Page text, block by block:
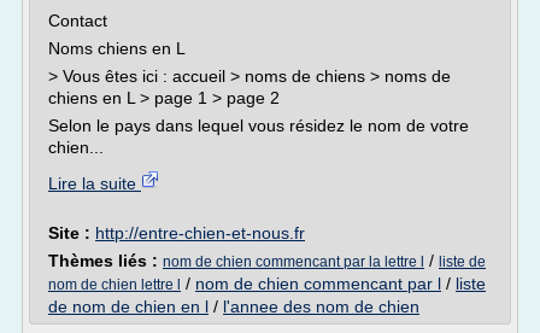
Contact
Noms chiens en L
> Vous êtes ici : accueil > noms de chiens > noms de
chiens en L > page 1 > page 2
Selon le pays dans lequel vous résidez le nom de votre
chien...
Lire la suite
Site : http://entre-chien-et-nous.fr
Thèmes liés : nom de chien commencant par la lettre l / liste de
nom de chien lettre l
/ nom de chien commencant par l / liste
de nom de chien en l / l'annee des nom de chien